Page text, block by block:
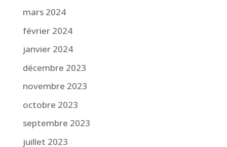
mars 2024
février 2024
janvier 2024
décembre 2023
novembre 2023
octobre 2023
septembre 2023
juillet 2023